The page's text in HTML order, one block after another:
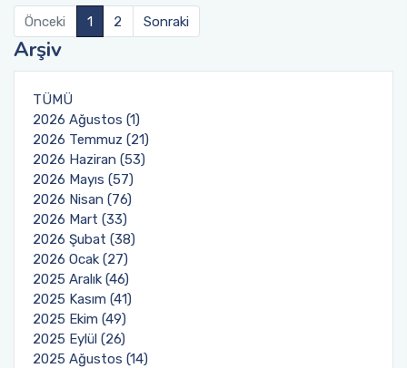
Önceki 1 2 Sonraki
Arşiv
TÜMÜ
2026 Ağustos (1)
2026 Temmuz (21)
2026 Haziran (53)
2026 Mayıs (57)
2026 Nisan (76)
2026 Mart (33)
2026 Şubat (38)
2026 Ocak (27)
2025 Aralık (46)
2025 Kasım (41)
2025 Ekim (49)
2025 Eylül (26)
2025 Ağustos (14)